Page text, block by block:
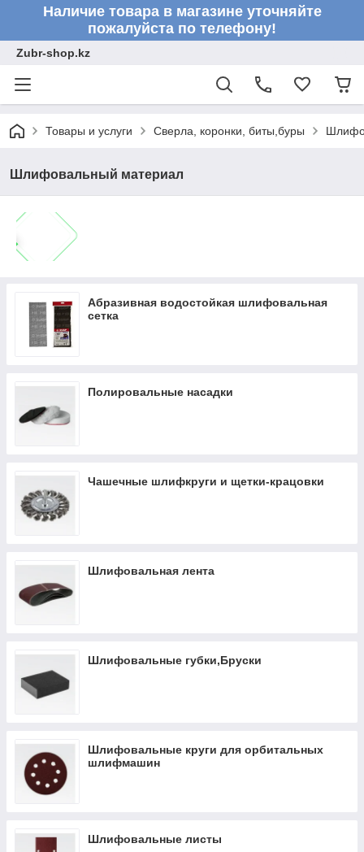
Наличие товара в магазине уточняйте
пожалуйста по телефону!
Zubr-shop.kz
Товары и услуги Сверла, коронки, биты,буры
Шлифовальный материал
Абразивная водостойкая шлифовальная
сетка
Полировальные насадки
Чашечные шлифкруги и щетки-крацовки
Шлифовальная лента
Шлифовальные губки,Бруски
Шлифовальные круги для орбитальных
шлифмашин
Шлифовальные листы